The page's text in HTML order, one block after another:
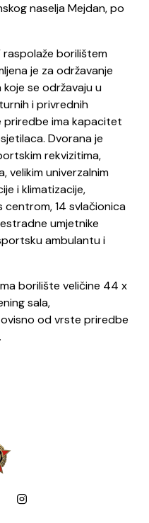
naselja Mejdan, po
raspolaže borilištem
je za održavanje
se održavaju u
i privrednih
priredbe ima kapacitet
Dvorana je
rekvizitima,
velikim univerzalnim
i klimatizacije,
14 svlačionica
umjetnike
ambulantu i
borilište veličine 44 x
sala,
od vrste priredbe